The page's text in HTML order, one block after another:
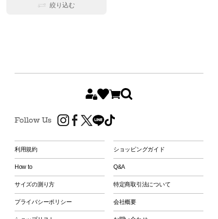
絞り込む
Follow Us
利用規約 ショッピングガイド
How to Q&A
サイズの測り方 特定商取引法について
プライバシーポリシー 会社概要